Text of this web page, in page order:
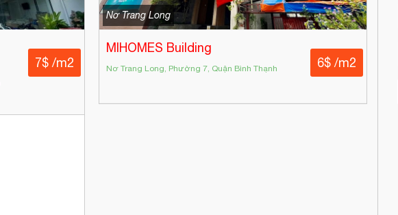
7$ /m2
Nơ Trang Long
MIHOMES Building
Nơ Trang Long, Phường 7, Quận Bình Thạnh 6$ /m2